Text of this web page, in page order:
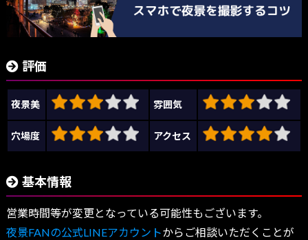
評価
夜景美 雰囲気
穴場度 アクセス
基本情報
営業時間等が変更となっている可能性もございます。
夜景FANの公式LINEアカウントからご相談いただくことが